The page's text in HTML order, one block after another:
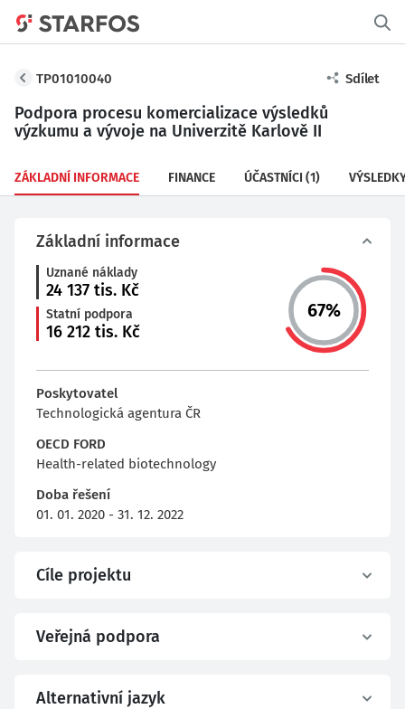
TP01010040 Sdílet
Podpora procesu komercializace výsledků
výzkumu a vývoje na Univerzitě Karlově II
ZÁKLADNÍ INFORMACE FINANCE ÚČASTNÍCI (1)
Základní informace
Uznané náklady
24 137 tis. Kč
Statní podpora
16 212 tis. Kč
67%
Poskytovatel
Technologická agentura ČR
OECD FORD
Health-related biotechnology
Doba řešení
01. 01. 2020 - 31. 12. 2022
Cíle projektu
Veřejná podpora
Alternativní jazyk